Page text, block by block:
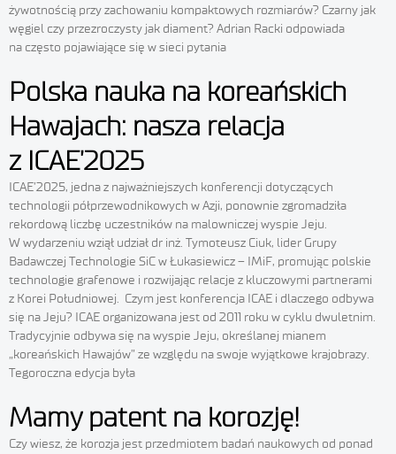
żywotnością przy zachowaniu kompaktowych rozmiarów? Czarny jak
węgiel czy przezroczysty jak diament? Adrian Racki odpowiada
na często pojawiające się w sieci pytania
Polska nauka na koreańskich
Hawajach: nasza relacja
z ICAE’2025
ICAE’2025, jedna z najważniejszych konferencji dotyczących
technologii półprzewodnikowych w Azji, ponownie zgromadziła
rekordową liczbę uczestników na malowniczej wyspie Jeju.
W wydarzeniu wziął udział dr inż. Tymoteusz Ciuk, lider Grupy
Badawczej Technologie SiC w Łukasiewicz – IMiF, promując polskie
technologie grafenowe i rozwijając relacje z kluczowymi partnerami
z Korei Południowej. Czym jest konferencja ICAE i dlaczego odbywa
się na Jeju? ICAE organizowana jest od 2011 roku w cyklu dwuletnim.
Tradycyjnie odbywa się na wyspie Jeju, określanej mianem
„koreańskich Hawajów” ze względu na swoje wyjątkowe krajobrazy.
Tegoroczna edycja była
Mamy patent na korozję!
Czy wiesz, że korozja jest przedmiotem badań naukowych od ponad